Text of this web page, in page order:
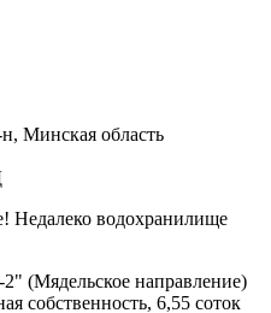
Минская область
Недалеко водохранилище
(Мядельское направление)
собственность, 6,55 соток